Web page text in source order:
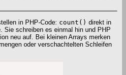
in PHP-Code: count() direkt in
Sie schreiben es einmal hin und PHP
neu auf. Bei kleinen Arrays merken
oder verschachtelten Schleifen